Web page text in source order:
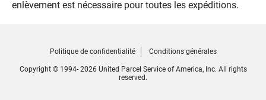
enlèvement est nécessaire pour toutes les expéditions.
Politique de confidentialité Conditions générales
Copyright © 1994- 2026 United Parcel Service of America, Inc. All rights
reserved.